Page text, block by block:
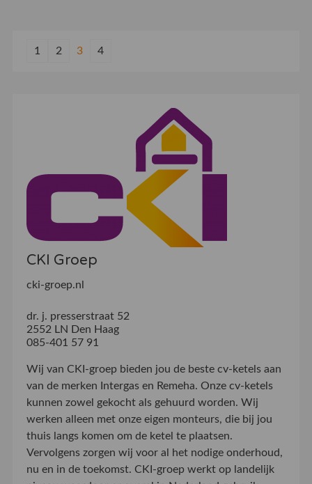
1 2 3 4
CKI Groep
cki-groep.nl
dr. j. presserstraat 52
2552 LN Den Haag
085-401 57 91
Wij van CKI-groep bieden jou de beste cv-ketels aan
van de merken Intergas en Remeha. Onze cv-ketels
kunnen zowel gekocht als gehuurd worden. Wij
werken alleen met onze eigen monteurs, die bij jou
thuis langs komen om de ketel te plaatsen.
Vervolgens zorgen wij voor al het nodige onderhoud,
nu en in de toekomst. CKI-groep werkt op landelijk